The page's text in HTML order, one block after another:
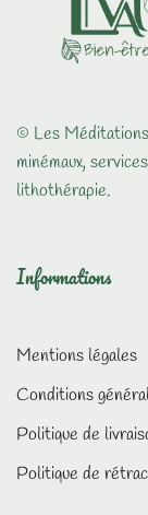
© Les
minémaux,
lithothérapie.
Informations
Mentions légales
Conditions
Politique de
Politique de